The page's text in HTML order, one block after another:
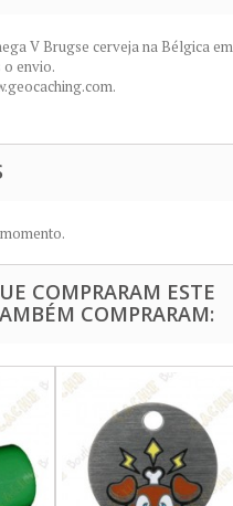
V Brugse cervejana Bélgica
o envio.
.
COMPRARAM ESTE
COMPRARAM: